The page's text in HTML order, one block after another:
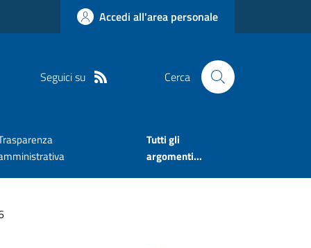
Accedi all'area personale
Seguici su Cerca
Tutti gli
argomenti...